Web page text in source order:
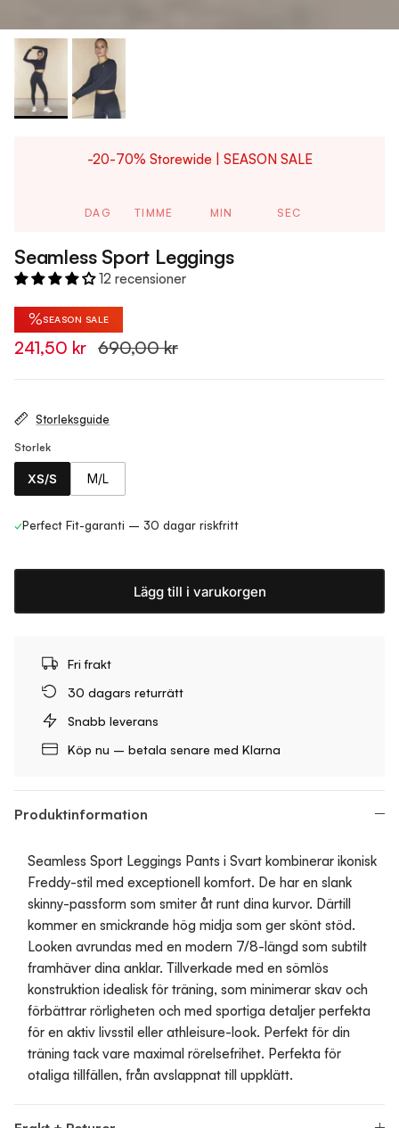
-20-70% Storewide | SEASON SALE
DAG TIMME MIN SEC
Seamless Sport Leggings
12 recensioner
%SEASON SALE
241,50 kr 690,00 kr
Storleksguide
Storlek
XS/S M/L
✓Perfect Fit-garanti – 30 dagar riskfritt
Lägg till i varukorgen
Fri frakt
30 dagars returrätt
Snabb leverans
Köp nu – betala senare med Klarna
Produktinformation
Seamless Sport Leggings Pants i Svart kombinerar ikonisk
Freddy-stil med exceptionell komfort. De har en slank
skinny-passform som smiter åt runt dina kurvor. Därtill
kommer en smickrande hög midja som ger skönt stöd.
Looken avrundas med en modern 7/8-längd som subtilt
framhäver dina anklar. Tillverkade med en sömlös
konstruktion idealisk för träning, som minimerar skav och
förbättrar rörligheten och med sportiga detaljer perfekta
för en aktiv livsstil eller athleisure-look. Perfekt för din
träning tack vare maximal rörelsefrihet. Perfekta för
otaliga tillfällen, från avslappnat till uppklätt.